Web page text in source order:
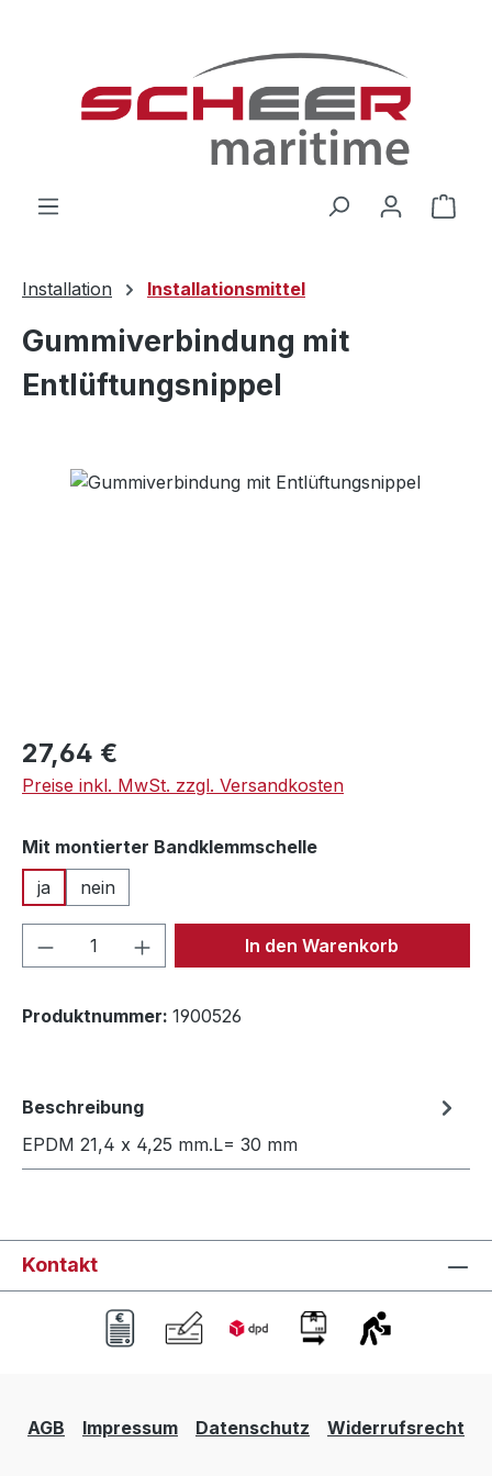
Installation Installationsmittel
Gummiverbindung mit
Entlüftungsnippel
Bildergalerie überspringen
Regulärer Preis:
27,64 €
Preise inkl. MwSt. zzgl. Versandkosten
Mit montierter Bandklemmschelleauswählen
ja
nein
Produkt Anzahl: Gib denIn den Warenkorb
Produktnummer: 1900526
Beschreibung
EPDM 21,4 x 4,25 mm.L= 30 mm
Kontakt
AGB Impressum Datenschutz Widerrufsrecht